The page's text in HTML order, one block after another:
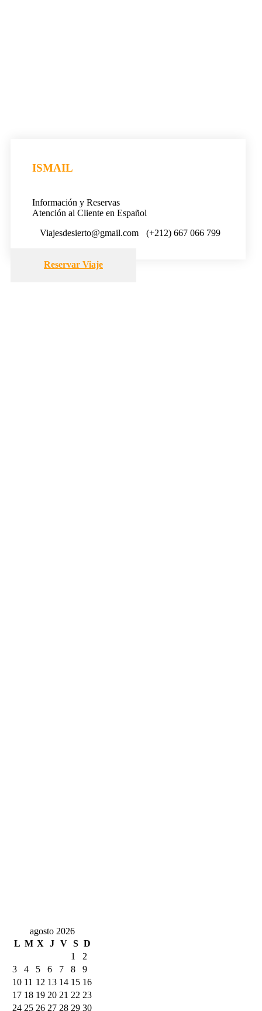
ISMAIL
Información y Reservas
Atención al Cliente en Español
Viajesdesierto@gmail.com
(+212) 667 066 799
Reservar Viaje
agosto 2026
L M X J V S D
1
2
3
4 5 6 7 8
9
10 11 12 13 14 15 16
17 18 19 20 21 22 23
24 25 26 27 28 29 30